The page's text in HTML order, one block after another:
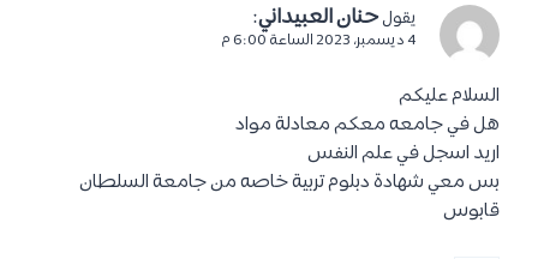
يقول حنان العبيداني:
4 ديسمبر، 2023 الساعة 6:00 م
السلام عليكم
هل في جامعه معكم معادلة مواد
اريد اسجل في علم النفس
بس معي شهادة دبلوم تربية خاصه من جامعة السلطان
قابوس